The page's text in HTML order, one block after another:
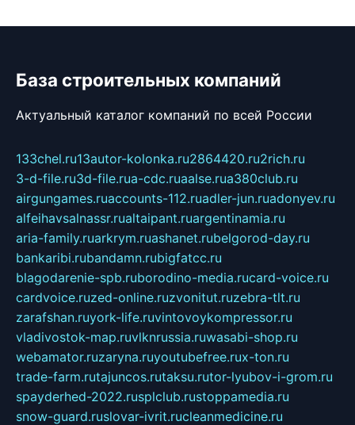
База строительных компаний
Актуальный каталог компаний по всей России
133chel.ru13autor-kolonka.ru2864420.ru2rich.ru
3-d-file.ru3d-file.rua-cdc.ruaalse.rua380club.ru
airgungames.ruaccounts-112.ruadler-jun.ruadonyev.ru
alfeihavsalnassr.rualtaipant.ruargentinamia.ru
aria-family.ruarkrym.ruashanet.rubelgorod-day.ru
bankaribi.rubandamn.rubigfatcc.ru
blagodarenie-spb.ruborodino-media.rucard-voice.ru
cardvoice.ruzed-online.ruzvonitut.ruzebra-tlt.ru
zarafshan.ruyork-life.ruvintovoykompressor.ru
vladivostok-map.ruvlknrussia.ruwasabi-shop.ru
webamator.ruzaryna.ruyoutubefree.rux-ton.ru
trade-farm.rutajuncos.rutaksu.rutor-lyubov-i-grom.ru
spayderhed-2022.rusplclub.rustoppamedia.ru
snow-guard.ruslovar-ivrit.rucleanmedicine.ru